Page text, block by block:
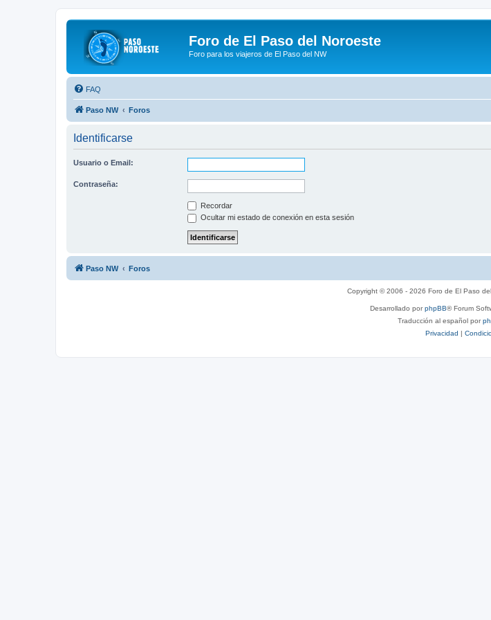
Foro de El Paso del Noroeste
Foro para los viajeros de El Paso del NW
FAQ
Paso NW Foros
Identificarse
Usuario o Email:
Contraseña:
Recordar
Ocultar mi estado de conexión en esta sesión
Paso NW Foros
Copyright © 2006 - 2026 Foro de El Paso
Desarrollado porphpBB® Forum
Traducción al español por
Privacidad |